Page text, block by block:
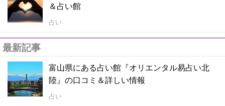
＆占い館
占い
最新記事
富山県にある占い館『オリエンタル易占い北
陸』の口コミ＆詳しい情報
占い